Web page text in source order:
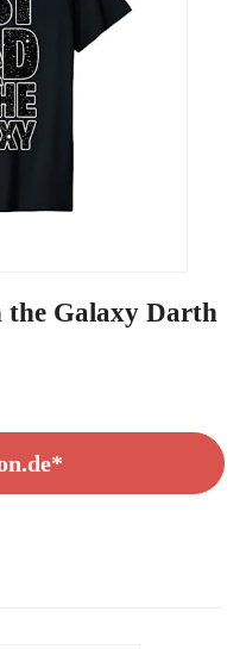
the Galaxy Darth